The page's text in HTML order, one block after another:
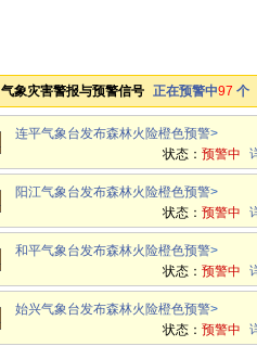
气象灾害警报与预警信号 正在预警中97 个
连平气象台发布森林火险橙色预警>
状态： 预警中
阳江气象台发布森林火险橙色预警>
状态： 预警中
和平气象台发布森林火险橙色预警>
状态： 预警中
始兴气象台发布森林火险橙色预警>
状态： 预警中